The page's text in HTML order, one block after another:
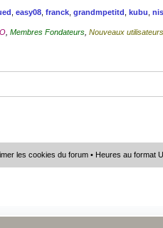
easy08, franck, grandmpetitd kubu
, Membres Fondateurs, Nouveaux
les cookies du forum • Heures au format